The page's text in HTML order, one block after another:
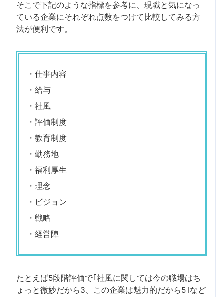
そこで下記のような指標を参考に、現職と気になっ
ている企業にそれぞれ点数をつけて比較してみる方
法が便利です。
・仕事内容
・給与
・社風
・評価制度
・教育制度
・勤務地
・福利厚生
・理念
・ビジョン
・戦略
・経営陣
たとえば5段階評価で｢社風に関しては今の職場はち
ょっと微妙だから3、この企業は魅力的だから5｣など